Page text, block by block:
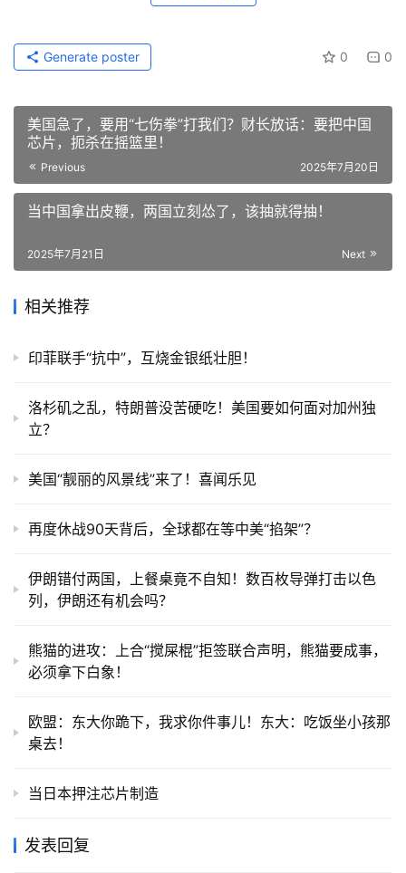
0 0
Generate poster
美国急了，要用“七伤拳”打我们？财长放话：要把中国
芯片，扼杀在摇篮里！
Previous 2025年7月20日
当中国拿出皮鞭，两国立刻怂了，该抽就得抽！
Next
2025年7月21日
相关推荐
印菲联手“抗中”，互烧金银纸壮胆！
洛杉矶之乱，特朗普没苦硬吃！美国要如何面对加州独
立？
美国“靓丽的风景线”来了！喜闻乐见
再度休战90天背后，全球都在等中美“掐架”？
伊朗错付两国，上餐桌竟不自知！数百枚导弹打击以色
列，伊朗还有机会吗？
熊猫的进攻：上合“搅屎棍”拒签联合声明，熊猫要成事，
必须拿下白象！
欧盟：东大你跪下，我求你件事儿！东大：吃饭坐小孩那
桌去！
当日本押注芯片制造
发表回复